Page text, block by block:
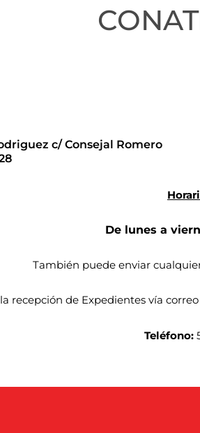
c/ Consejal Romero
De lunes a
También puede enviar
recepción de Expedientes vía
Teléfono: